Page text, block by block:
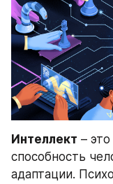
Интеллект –
способность
адаптации.